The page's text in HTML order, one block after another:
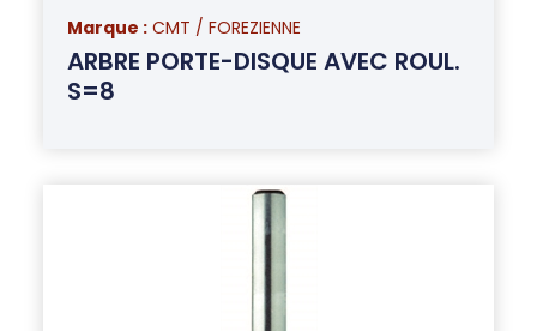
Marque : CMT / FOREZIENNE
ARBRE PORTE-DISQUE AVEC ROUL.
S=8